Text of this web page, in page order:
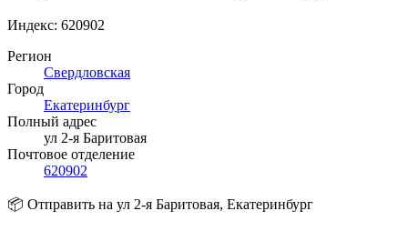
Индекс: 620902
Регион
Свердловская
Город
Екатеринбург
Полный адрес
ул 2-я Баритовая
Почтовое отделение
620902
📦 Отправить на ул 2-я Баритовая, Екатеринбург